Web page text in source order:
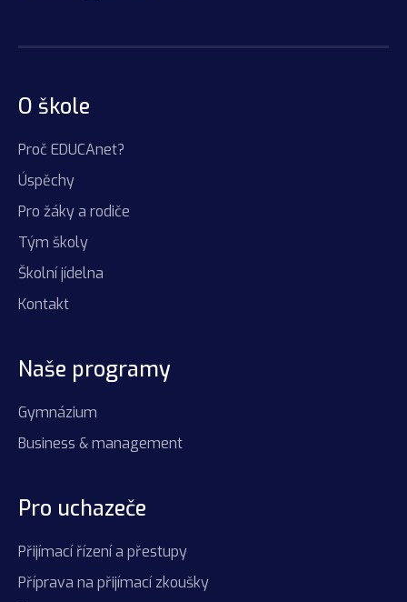
O škole
Proč EDUCAnet?
Úspěchy
Pro žáky a rodiče
Tým školy
Školní jídelna
Kontakt
Naše programy
Gymnázium
Business & management
Pro uchazeče
Přijímací řízení a přestupy
Příprava na přijímací zkoušky